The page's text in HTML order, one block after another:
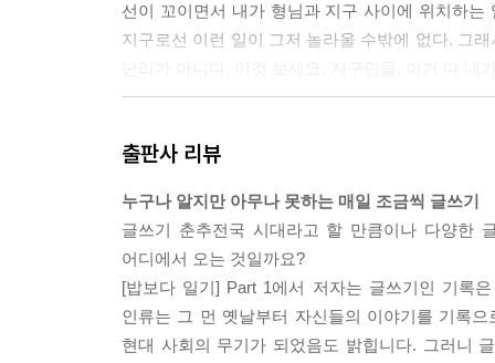
선이 꼬이면서 내가 형님과 지구 사이에 위치하
지구로선 이런 일이 그저 놀라울 수밖에 없다. 그
리가 토익 점수에 목을 매는 이유가 뭘까요? 남보
는 게 훨씬 더 성공에 가까운 길이라는 얘기지요.” _
--- 본문 중에서
출판사 리뷰
누구나 알지만 아무나 못하는 매일 조금씩 글쓰기
글쓰기 춘추전국 시대라고 할 만큼이나 다양한
어디에서 오는 것일까요?
[밥보다 일기] Part 1에서 저자는 글쓰기인 기록
인류는 그 먼 옛날부터 자신들의 이야기를 기록
현대 사회의 무기가 되었음도 밝힙니다. 그러니